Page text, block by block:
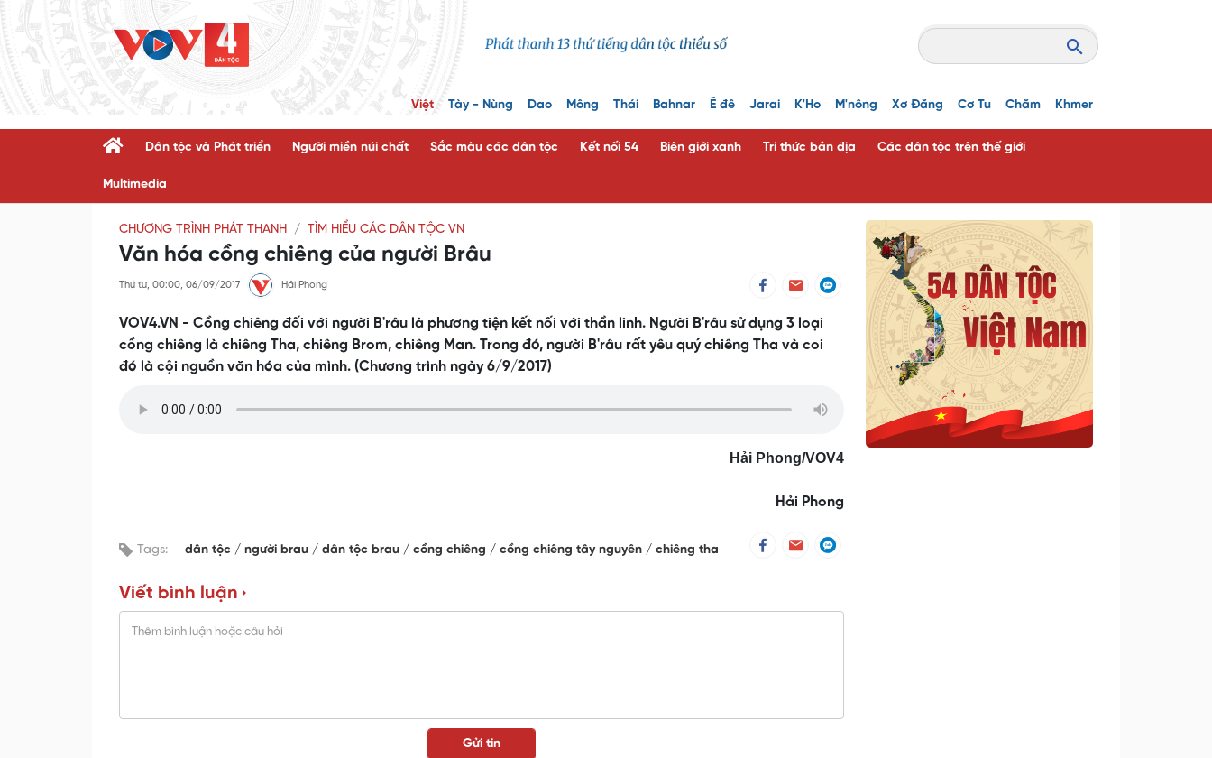
Việt Tày - Nùng Dao Mông Thái Bahnar Ê đê Jarai K'Ho M'nông Xơ Đăng Cơ Tu Chăm Khmer
Dân tộc và Phát triển Người miền núi chất Sắc màu các dân tộc Kết nối 54 Biên giới xanh Tri thức bản địa Các dân tộc trên thế giới
Multimedia
CHƯƠNG TRÌNH PHÁT THANH TÌM HIỂU CÁC DÂN TỘC VN
Văn hóa cồng chiêng của người Brâu
Thứ tư, 00:00, 06/09/2017 Hải Phong
VOV4.VN - Cồng chiêng đối với người B'râu là phương tiện kết nối với thần linh. Người B'râu sử dụng 3 loại
cồng chiêng là chiêng Tha, chiêng Brom, chiêng Man. Trong đó, người B'râu rất yêu quý chiêng Tha và coi
đó là cội nguồn văn hóa của mình. (Chương trình ngày 6/9/2017)
Hải Phong/VOV4
Hải Phong
Tags: dân tộc người brau dân tộc brau cồng chiêng cồng chiêng tây nguyên chiêng tha
Viết bình luận